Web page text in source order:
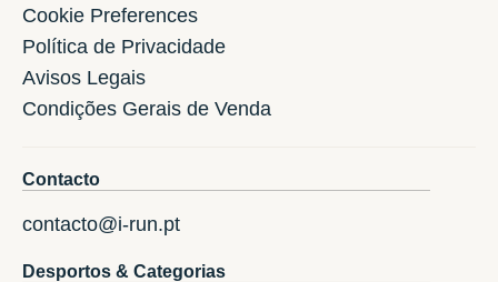
Cookie Preferences
Política de Privacidade
Avisos Legais
Condições Gerais de Venda
Contacto
contacto@i-run.pt
Desportos & Categorias